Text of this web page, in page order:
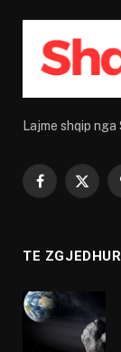
Lajme shqip
Facebook
X
TE